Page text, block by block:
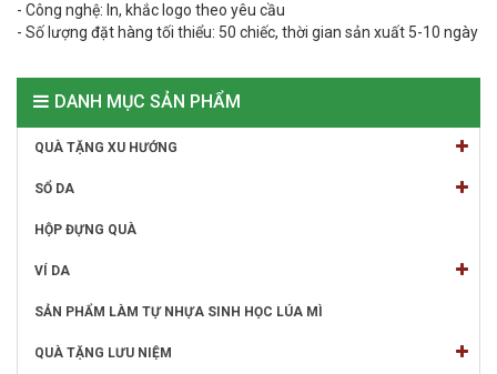
- Công nghệ: In, khắc logo theo yêu cầu
- Số lượng đặt hàng tối thiểu: 50 chiếc, thời gian sản xuất 5-10 ngày
DANH MỤC SẢN PHẨM
QUÀ TẶNG XU HƯỚNG
SỔ DA
HỘP ĐỰNG QUÀ
VÍ DA
SẢN PHẨM LÀM TỰ NHỰA SINH HỌC LÚA MÌ
QUÀ TẶNG LƯU NIỆM